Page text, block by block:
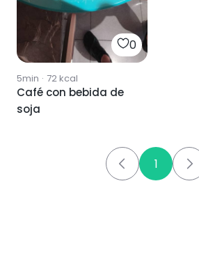
0
5min · 72kcal
Café con bebida de
soja
1